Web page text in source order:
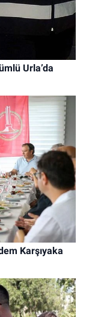
Urla’da
Karşıyaka